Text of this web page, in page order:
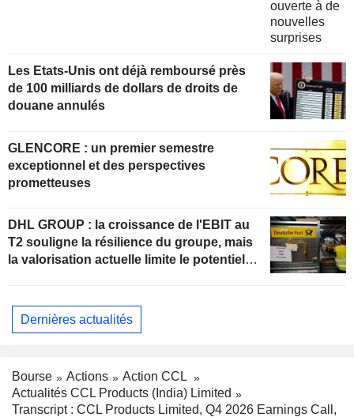
Les Etats-Unis ont déjà remboursé près
de 100 milliards de dollars de droits de
douane annulés
GLENCORE : un premier semestre
exceptionnel et des perspectives
prometteuses
DHL GROUP : la croissance de l'EBIT au
T2 souligne la résilience du groupe, mais
la valorisation actuelle limite le potentiel
Dernières actualités
Bourse Actions
Action CCL
Actualités CCL Products (India) Limited
Transcript : CCL Products Limited, Q4 2026 Earnings Call,